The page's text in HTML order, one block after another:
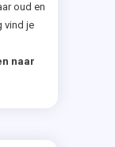
oud en
vind je
naar